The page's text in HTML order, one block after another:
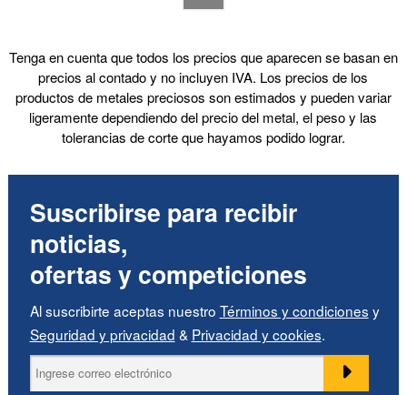
Tenga en cuenta que todos los precios que aparecen se basan en
precios al contado y no incluyen IVA. Los precios de los
productos de metales preciosos son estimados y pueden variar
ligeramente dependiendo del precio del metal, el peso y las
tolerancias de corte que hayamos podido lograr.
Suscribirse para recibir
noticias,
ofertas y competiciones
Al suscribirte aceptas nuestro Términos y condiciones y
Seguridad y privacidad & Privacidad y cookies.